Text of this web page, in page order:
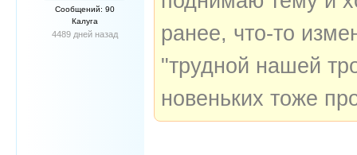
Сообщений: 90
Калуга
4489 дней назад
ранее, что-то
"трудной нашей
новеньких тоже